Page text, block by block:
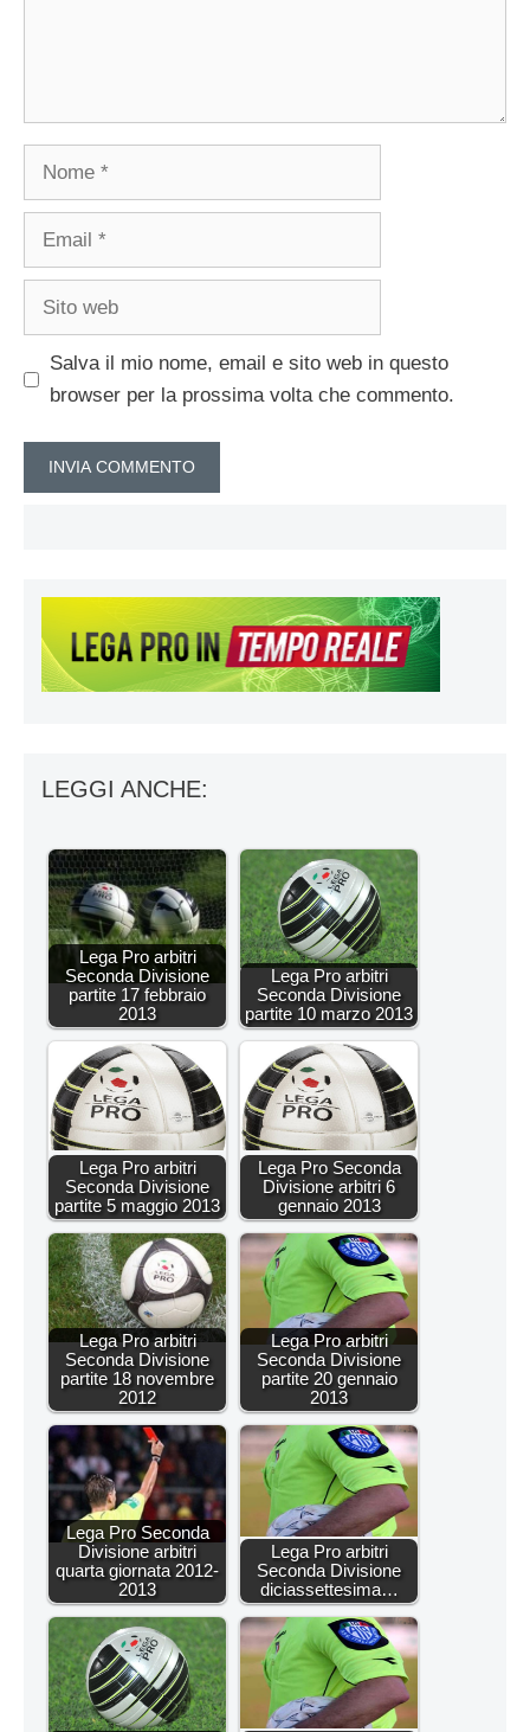
Nome
Email
Sito
Salva il mio nome, email e sito web in questo
browser per la prossima volta che commento.
LEGGI ANCHE:
Lega Pro arbitri
Seconda Divisione
partite 17 febbraio
2013
Lega Pro arbitri
Seconda Divisione
partite 10 marzo 2013
Lega Pro arbitri
Seconda Divisione
partite 5 maggio 2013
Lega Pro Seconda
Divisione arbitri 6
gennaio 2013
Lega Pro arbitri
Seconda Divisione
partite 18 novembre
2012
Lega Pro arbitri
Seconda Divisione
partite 20 gennaio
2013
Lega Pro Seconda
Divisione arbitri
quarta giornata 2012-
2013
Lega Pro arbitri
Seconda Divisione
diciassettesima…